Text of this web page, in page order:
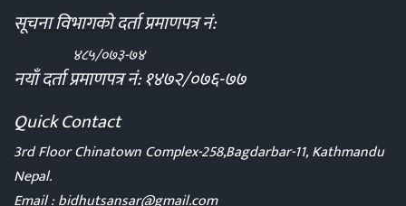
सूचना विभागको दर्ता प्रमाणपत्र नं:
४८५/०७३-७४
नयाँ दर्ता प्रमाणपत्र नं: १४७२/०७६-७७
Quick Contact
3rd Floor Chinatown Complex-258,Bagdarbar-11, Kathmandu
Nepal.